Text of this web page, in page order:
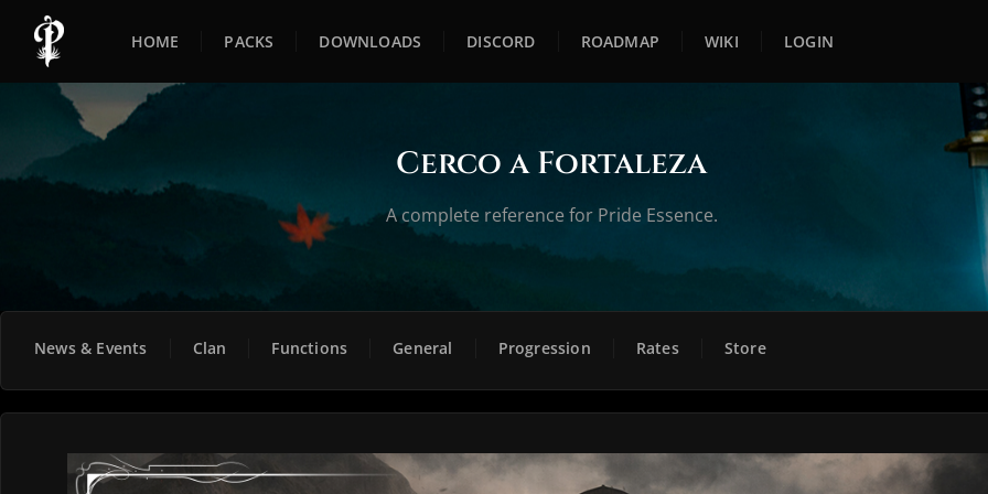
HOME PACKS DOWNLOADS DISCORD ROADMAP WIKI LOGIN
Cerco a Fortaleza
A complete reference for Pride Essence.
News & Events Clan Functions General Progression Rates Store